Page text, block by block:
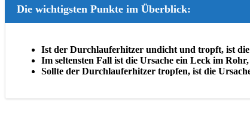
Die wichtigsten Punkte im Überblick:
Ist der Durchlauferhitzer undicht und tropft, ist
Im seltensten Fall ist die Ursache ein Leck im
Sollte der Durchlauferhitzer tropfen, ist die